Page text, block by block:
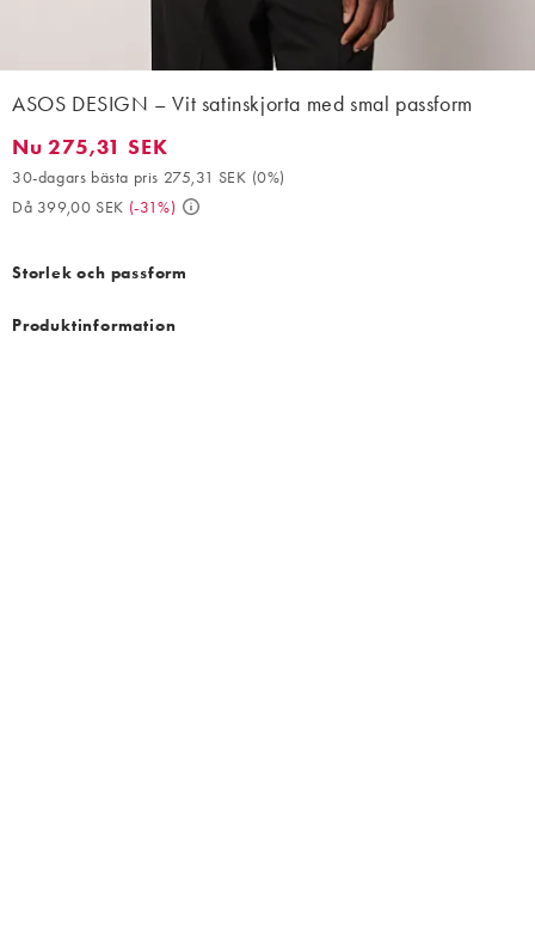
ASOS DESIGN – Vit satinskjorta med smal passform
Nu 275,31 SEK. 30-dagars bästa pris 275,31 SEK (0%). Då
Nu 275,31 SEK
30-dagars bästa pris 275,31 SEK (0%)
Då 399,00 SEK (-31%)
Storlek och passform
Produktinformation